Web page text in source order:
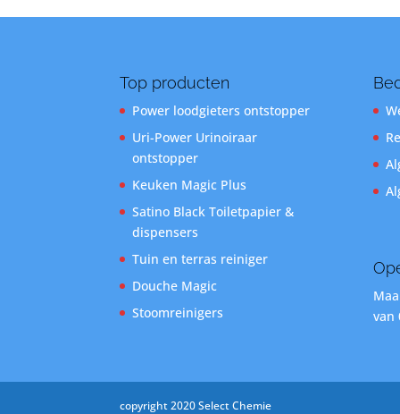
Top producten
Power loodgieters ontstopper
Uri-Power Urinoiraar
ontstopper
Keuken Magic Plus
Satino Black Toiletpapier &
dispensers
Tuin en terras reiniger
Douche Magic
Stoomreinigers
van
copyright 2020 Select Chemie